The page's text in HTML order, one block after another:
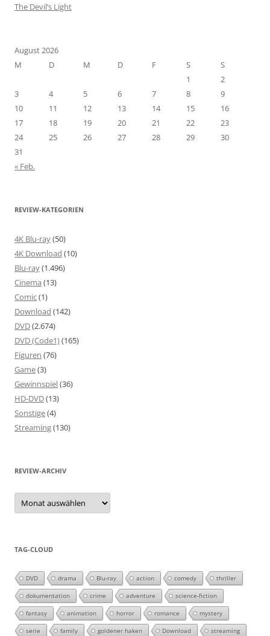
The Devil’s Light
August 2026
M
D M D F S
S
1
2
3
4 5 6 7 8
9
10
11 12 13 14 15
16
17
18 19 20 21 22
23
24
25 26 27 28 29
30
31
« Feb.
REVIEW-KATEGORIEN
4K Blu-ray(50)
4K Download (10)
Blu-ray(1.496)
Cinema (13)
Comic(1)
Download (142)
DVD(2.674)
DVD (Code1)(165)
Figuren (76)
Game(3)
Gewinnspiel(36)
HD-DVD(13)
Sonstige(4)
Streaming(130)
REVIEW-ARCHIV
Review-
Archiv
TAG-CLOUD
DVD drama Blu-ray action comedy thriller
dokumentation crime adventure science-fiction
fantasy animation horror romance mystery
serie family goldener haken Download streaming